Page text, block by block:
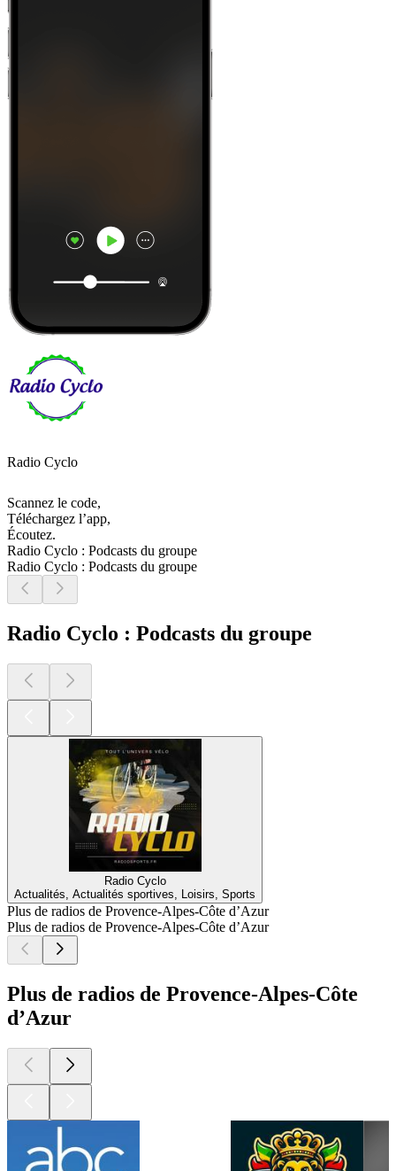
Radio Cyclo
Scannez le code,
Téléchargez l’app,
Écoutez.
Radio Cyclo : Podcasts du groupe
Radio Cyclo : Podcasts du groupe
Radio Cyclo : Podcasts du groupe
Radio Cyclo
Actualités, Actualités sportives, Loisirs, Sports
Plus de radios de Provence-Alpes-Côte d’Azur
Plus de radios de Provence-Alpes-Côte d’Azur
Plus de radios de Provence-Alpes-Côte
d’Azur